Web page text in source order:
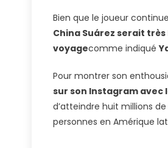
Bien que le joueur
China Suárez serait
voyagecomme indiqué
Pour montrer son
sur son Instagram avec
d’atteindre huit millions
personnes en Amérique